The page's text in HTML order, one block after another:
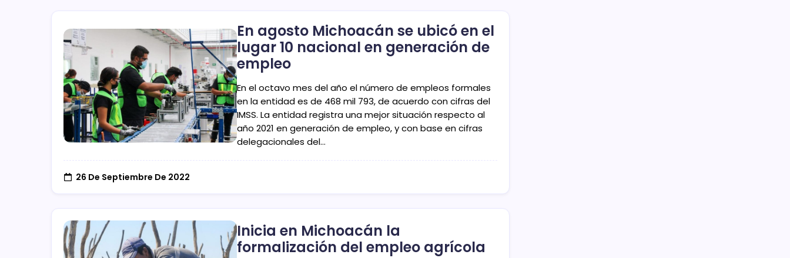
En agosto Michoacán se ubicó en el
lugar 10 nacional en generación de
empleo
En el octavo mes del año el número de empleos formales
en la entidad es de 468 mil 793, de acuerdo con cifras del
IMSS. La entidad registra una mejor situación respecto al
año 2021 en generación de empleo, y con base en cifras
delegacionales del…
26 De Septiembre De 2022
Inicia en Michoacán la
formalización del empleo agrícola